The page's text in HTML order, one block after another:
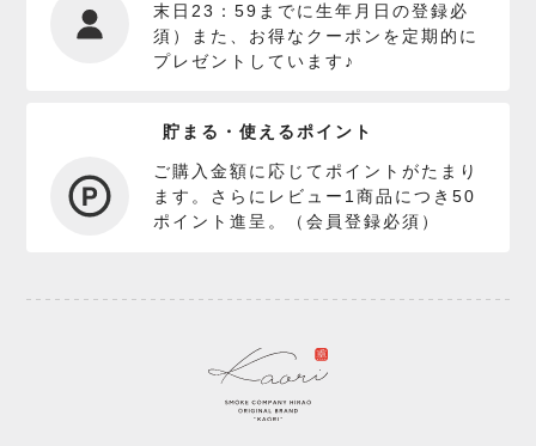
末日23：59までに生年月日の登録必
須）また、お得なクーポンを定期的に
プレゼントしています♪
貯まる・使えるポイント
ご購入金額に応じてポイントがたまり
ます。さらにレビュー1商品につき50
ポイント進呈。（会員登録必須）